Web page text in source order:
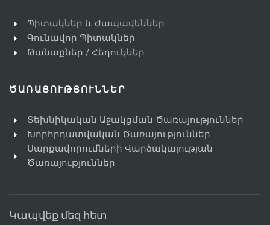
Պիտակներ և Ժապավեններ
Գունավոր Պիտակներ
Թանաքներ / Հեղուկներ
ԾԱՌԱՅՈՒԹՅՈՒՆՆԵՐ
Տեխնիկական Աջակցման Ծառայություններ
Խորհրդատվական Ծառայություններ
Սարքավորումների Վարձակալության
Ծառայություններ
Կապվեք մեզ հետ